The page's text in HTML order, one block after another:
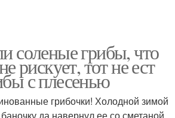
соленые грибы, что
рискует, тот не ест
с плесенью
грибочки! Холодной зимой